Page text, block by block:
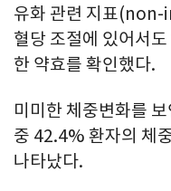
유화 관련 지표
혈당 조절에 있어서
한 약효를 확인했다.
미미한 체중변화를
중 42.4% 환자의 체
나타났다.